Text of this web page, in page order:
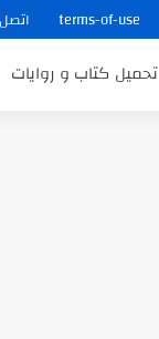
terms-of-use
تحميل كتاب و روايات